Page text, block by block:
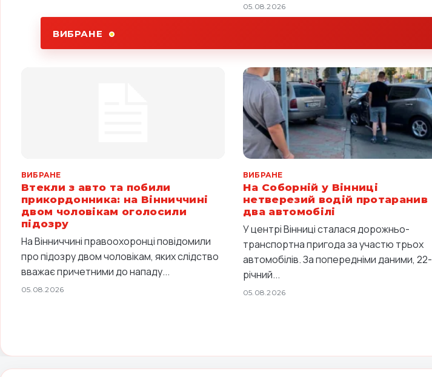
05.08.2026
ВИБРАНЕ
ВИБРАНЕ
Втекли з авто та побили
прикордонника: на Вінниччині
двом чоловікам оголосили
підозру
На Вінниччині правоохоронці повідомили
про підозру двом чоловікам, яких слідство
вважає причетними до нападу...
05.08.2026
ВИБРАНЕ
На Соборній у Вінниці
нетверезий водій протаранив
два автомобілі
У центрі Вінниці сталася дорожньо-
транспортна пригода за участю трьох
автомобілів. За попередніми даними, 22-
річний...
05.08.2026